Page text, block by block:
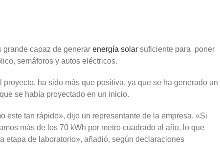
capaz de generar energía solar suficiente para poner
semáforos y autos eléctricos.
ha sido más que positiva, ya que se ha generado un
se había proyectado en un inicio.
este tan rápido», dijo un representante de la empresa. «Si
más de los 70 kWh por metro cuadrado al año, lo que
etapa de laboratorio», añadió, según declaraciones